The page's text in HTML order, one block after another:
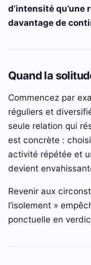
d’intensité qu’une
davantage de
Quand la
Commencez par
réguliers et
seule relation qui
est concrète :
activité répétée et
devient
Revenir aux
l’isolement »
ponctuelle en